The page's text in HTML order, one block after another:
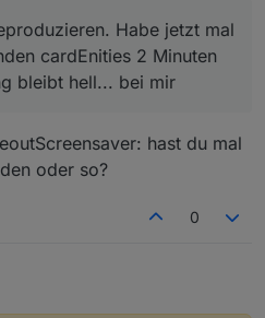
aus dem "Standby"
Touch, fängt der Timer an
das halt, wenn jedes Mal
Timer erneuert würde.
cardEnities 2 Minuten lang
hell... bei mir
Habe jetzt mal
cardEnities 2 Minuten
bleibt hell... bei mir
hast du mal
oder so?
0